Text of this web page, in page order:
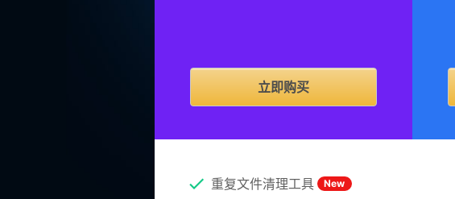
立即购买
重复文件清理工具 New